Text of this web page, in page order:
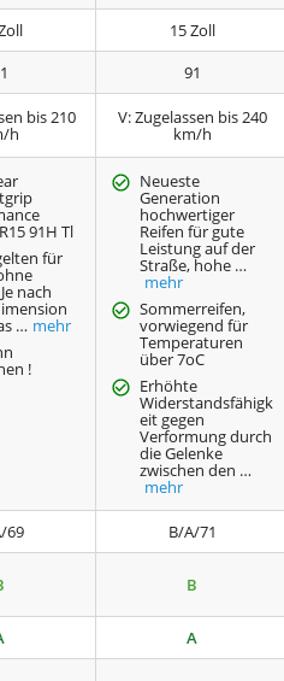
15 Zoll
91
bis 210
h
V: Zugelassen bis 240
km/h
91H Tl
für
nach
… mehr
!
Neueste
Generation
hochwertiger
Reifen für gute
Leistung auf der
Straße, hohe …
mehr
Sommerreifen,
vorwiegend für
Temperaturen
über 7oC
Erhöhte
Widerstandsfähigk
eit gegen
Verformung durch
die Gelenke
zwischen den …
mehr
69 B/A/71
B
A